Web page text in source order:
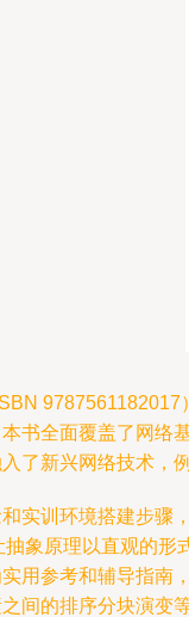
书全面覆盖了网
了新兴网络技术，
实训环境搭建步骤
原理以直观的形
用参考和辅导指
间的排序分块演变